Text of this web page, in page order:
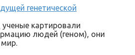
генетической
картировали
людей (геном), они